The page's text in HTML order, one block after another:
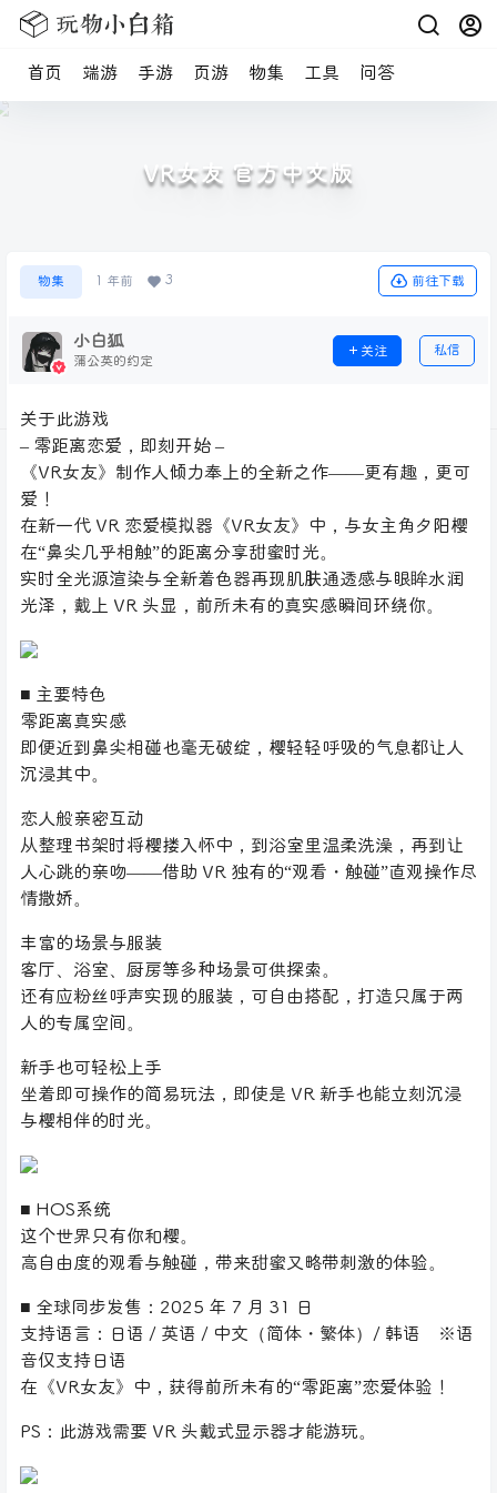
首页 端游 手游 页游 物集 工具 问答
VR女友 官方中文版
物集 1 年前 3 前往下载
小白狐
蒲公英的约定
关注 私信
关于此游戏
– 零距离恋爱，即刻开始 –
《VR女友》制作人倾力奉上的全新之作——更有趣，更可
爱！
在新一代 VR 恋爱模拟器《VR女友》中，与女主角夕阳樱
在“鼻尖几乎相触”的距离分享甜蜜时光。
实时全光源渲染与全新着色器再现肌肤通透感与眼眸水润
光泽，戴上 VR 头显，前所未有的真实感瞬间环绕你。
■ 主要特色
零距离真实感
即便近到鼻尖相碰也毫无破绽，樱轻轻呼吸的气息都让人
沉浸其中。
恋人般亲密互动
从整理书架时将樱搂入怀中，到浴室里温柔洗澡，再到让
人心跳的亲吻——借助 VR 独有的“观看・触碰”直观操作尽
情撒娇。
丰富的场景与服装
客厅、浴室、厨房等多种场景可供探索。
还有应粉丝呼声实现的服装，可自由搭配，打造只属于两
人的专属空间。
新手也可轻松上手
坐着即可操作的简易玩法，即使是 VR 新手也能立刻沉浸
与樱相伴的时光。
■ HOS系统
这个世界只有你和樱。
高自由度的观看与触碰，带来甜蜜又略带刺激的体验。
■ 全球同步发售：2025 年 7 月 31 日
支持语言：日语 / 英语 / 中文（简体・繁体）/ 韩语 ※语
音仅支持日语
在《VR女友》中，获得前所未有的“零距离”恋爱体验！
PS：此游戏需要 VR 头戴式显示器才能游玩。